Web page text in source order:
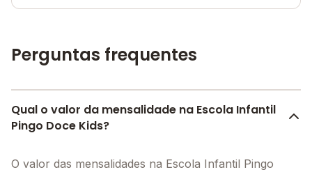
Perguntas frequentes
Qual o valor da mensalidade na Escola Infantil
Pingo Doce Kids?
O valor das mensalidades na Escola Infantil Pingo